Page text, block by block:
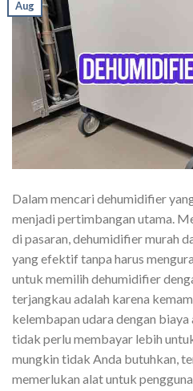
Aug
Dalam mencari dehumidifier
menjadi pertimbangan utama.
di pasaran, dehumidifier murah
yang efektif tanpa harus
untuk memilih dehumidifier
terjangkau adalah karena
kelembapan udara dengan biaya
tidak perlu membayar lebih
mungkin tidak Anda butuhkan,
memerlukan alat untuk